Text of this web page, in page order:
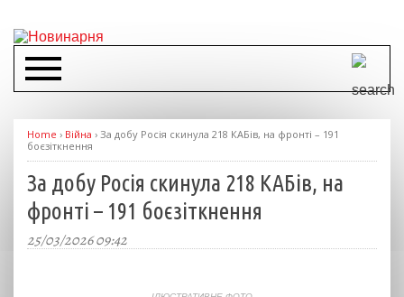
Home › Війна › За добу Росія скинула 218 КАБів, на фронті – 191
боєзіткнення
За добу Росія скинула 218 КАБів, на
фронті – 191 боєзіткнення
25/03/2026 09:42